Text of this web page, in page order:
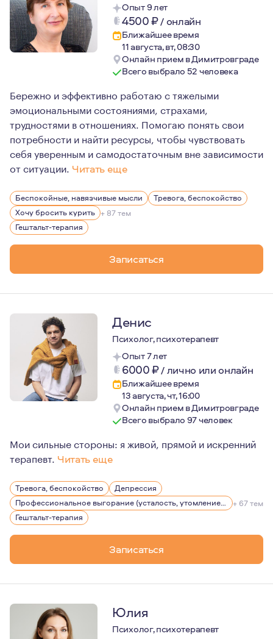
Опыт 9 лет
4500₽/ онлайн
Ближайшее время
11 августа, вт, 08:30
Онлайн прием в Димитровграде
Всего выбрало 52 человека
Бережно и эффективно работаю с тяжелыми
эмоциональными состояниями, страхами,
трудностями в отношениях. Помогаю понять свои
потребности и найти ресурсы, чтобы чувствовать
себя уверенным и самодостаточным вне зависимости
от ситуации. Читать еще
Я рада встрече с каждым клиентом, это всегда
Постоянно прхожу личную терапию и регулярную
Беспокойные, навязчивые мысли
Тревога, беспокойство
Хочу бросить курить + 87 тем
Гештальт-терапия
Записаться
Денис
Психолог, психотерапевт
Опыт 7 лет
6000₽/лично или онлайн
Ближайшее время
13 августа, чт, 16:00
Онлайн прием в Димитровграде
Всего выбрало 97 человек
Мои сильные стороны: я живой, прямой и искренний
терапевт. Читать еще
Мне 46. В прошлом я адвокат, предприниматель и
В моем личном опыте — двадцать лет брака, трое
Тревога, беспокойство
Депрессия
Профессиональное выгорание (усталость, утомление), стрессы
+ 67 тем
Гештальт-терапия
Записаться
Юлия
Психолог, психотерапевт